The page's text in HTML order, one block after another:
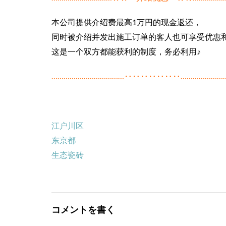
本公司提供介绍费最高1万円的现金返还，
同时被介绍并发出施工订单的客人也可享受优惠
这是一个双方都能获利的制度，务必利用♪
江户川区
东京都
生态瓷砖
コメントを書く